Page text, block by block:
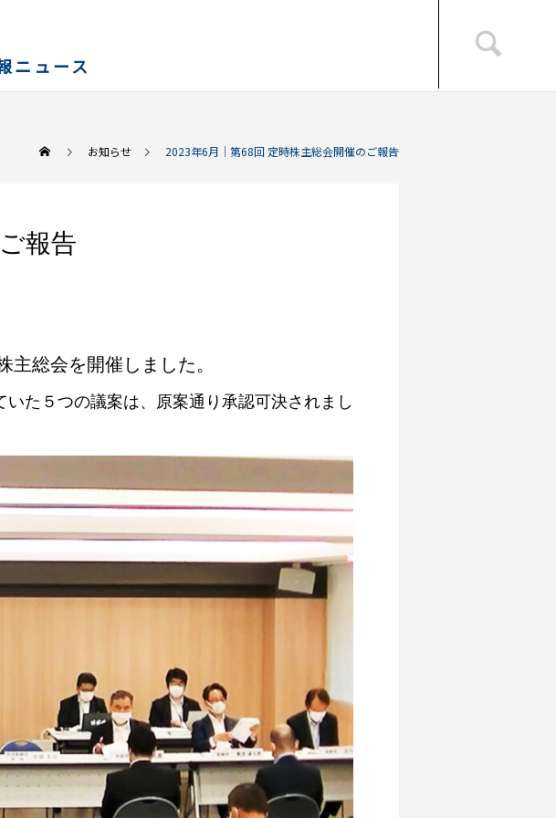
ニュース
お知らせ 2023年6月｜第68回 定時株主総会開催のご報告
報告
総会を開催しました。
た５つの議案は、原案通り承認可決されまし